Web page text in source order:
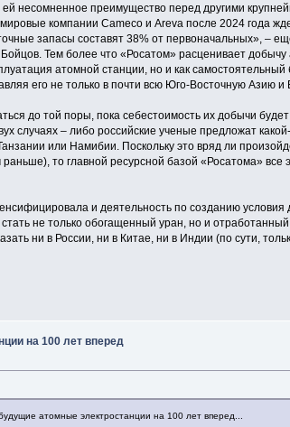
ей несомненное преимущество перед другими
компании Cameco и Areva после 2024 года
запасы составят 38% от первоначальных», –
Тем более что «Росатом» расценивает
атомной станции, но и как
его не только в почти всю Юго-Восточную Азию
до той поры, пока себестоимость их добычи
случаях – либо российские ученые предложат
или Намибии. Поскольку это вряд ли
то главной ресурсной базой «Росатома»
и деятельность по созданию
не только обогащенный уран, но и
ни в России, ни в Китае, ни в Индии (по сути,
на 100 лет вперед
атомные электростанции на 100 лет вперед...